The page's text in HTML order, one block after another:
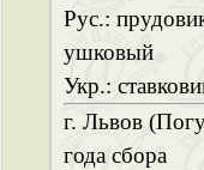
Рус.:
ушковый
Укр.:
г. Львов
года сбора